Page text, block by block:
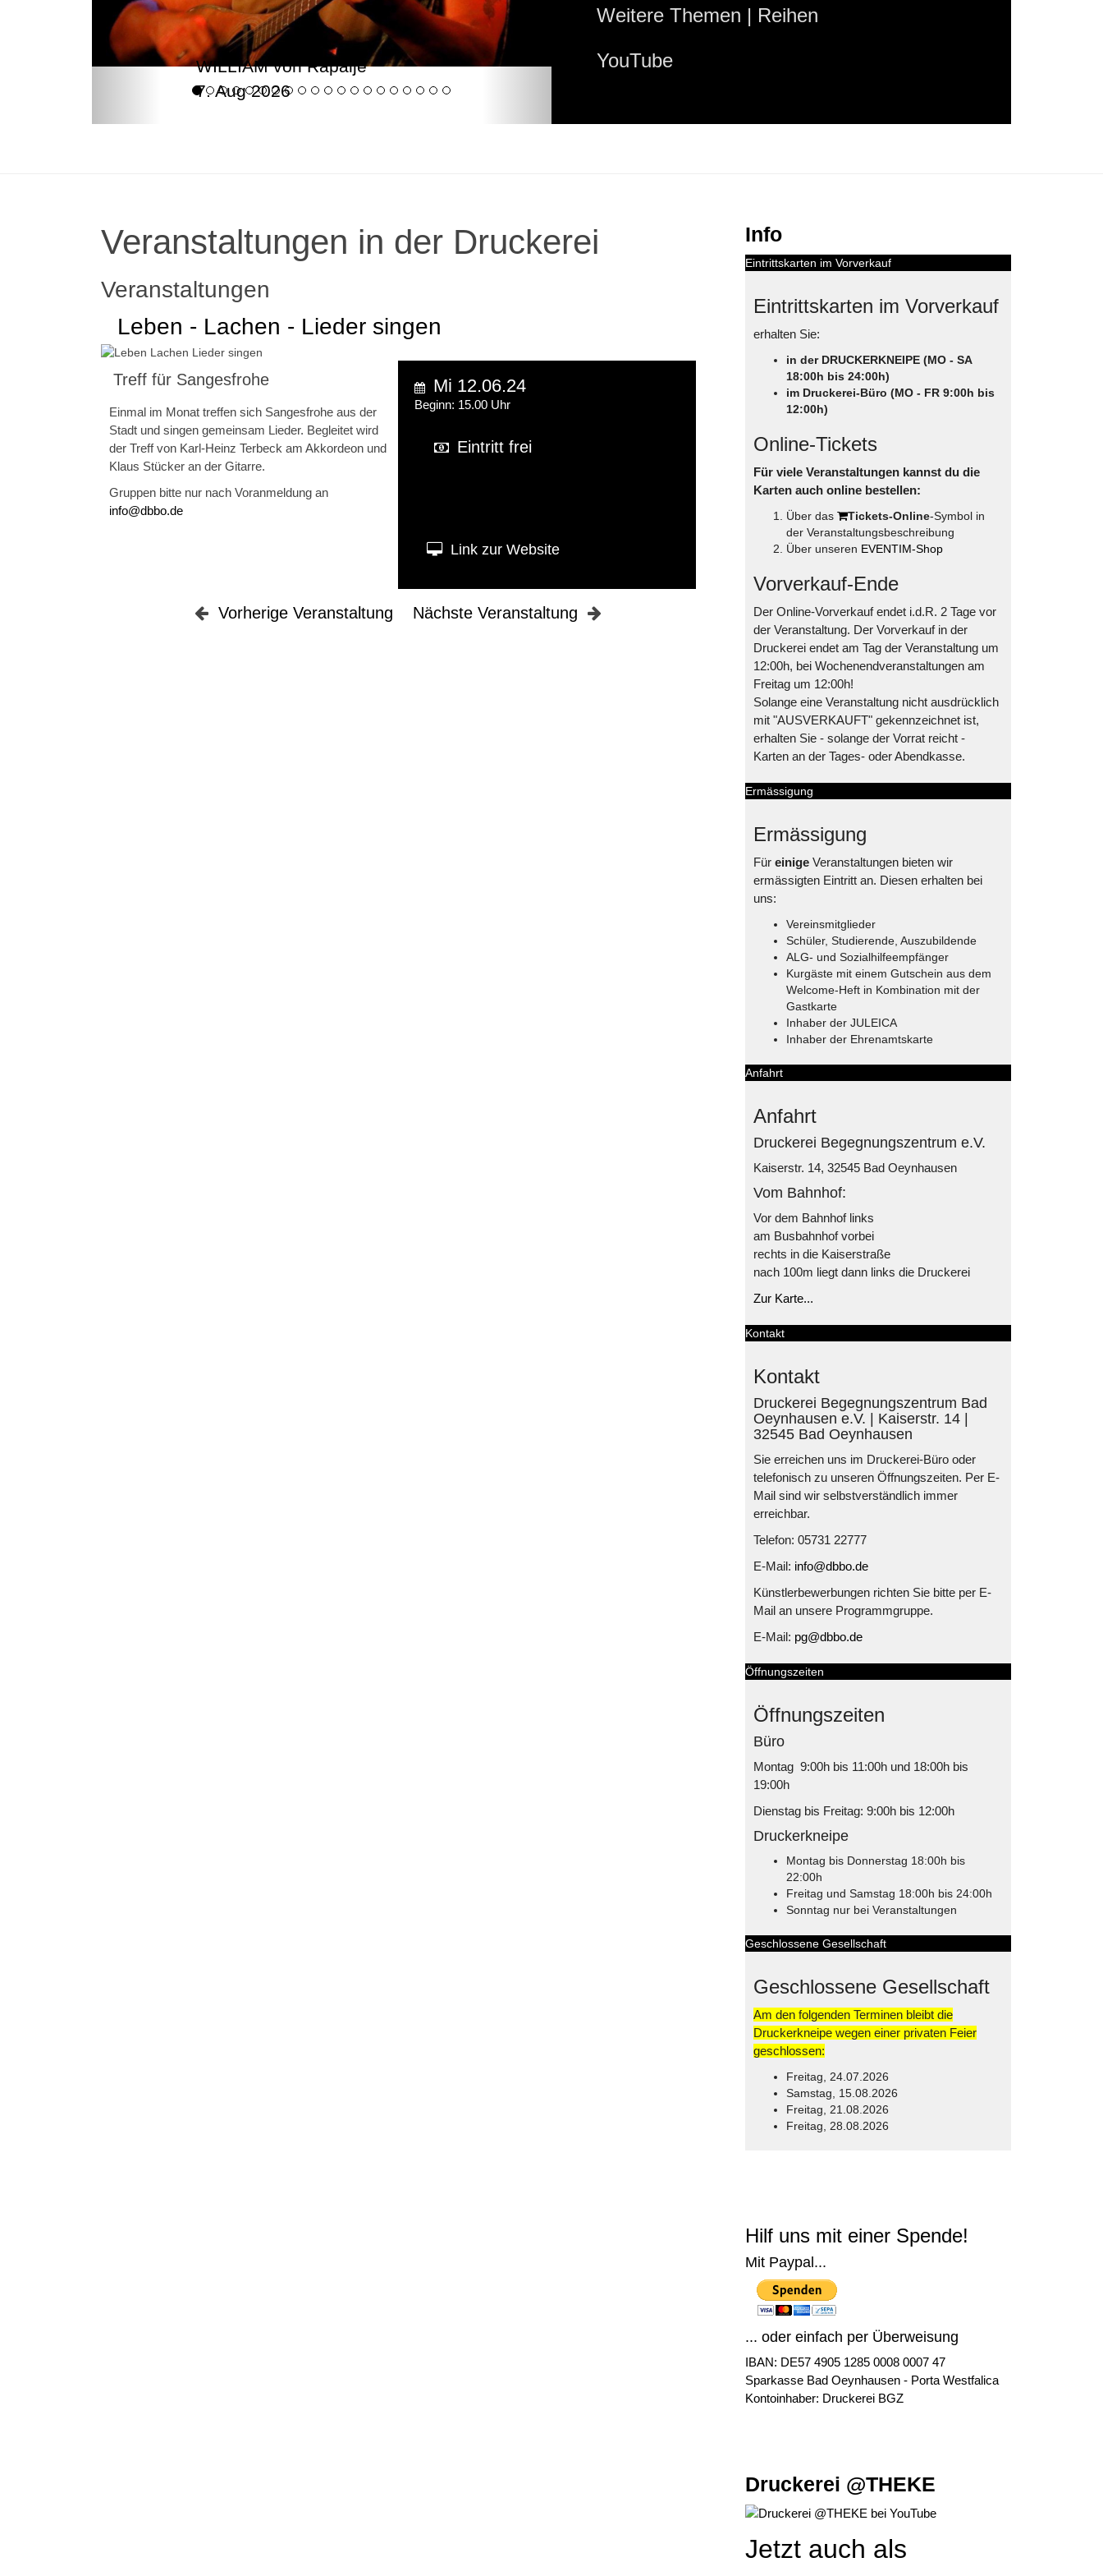
WILLIAM von Rapalje
7. Aug 2026
Weitere Themen | Reihen
YouTube
Veranstaltungen in der Druckerei
Veranstaltungen
Leben - Lachen - Lieder singen
Treff für Sangesfrohe
Einmal im Monat treffen sich Sangesfrohe aus der
Stadt und singen gemeinsam Lieder. Begleitet wird
der Treff von Karl-Heinz Terbeck am Akkordeon und
Klaus Stücker an der Gitarre.
Gruppen bitte nur nach Voranmeldung an
info@dbbo.de
Mi 12.06.24
Beginn: 15.00 Uhr
Eintritt frei
Link zur Website
Vorherige Veranstaltung Nächste Veranstaltung
Info
Eintrittskarten im Vorverkauf
Eintrittskarten im Vorverkauf
erhalten Sie:
in der DRUCKERKNEIPE (MO - SA
18:00h bis 24:00h)
im Druckerei-Büro (MO - FR 9:00h bis
12:00h)
Online-Tickets
Für viele Veranstaltungen kannst du die
Karten auch online bestellen:
Über das Tickets-Online-Symbol in
der Veranstaltungsbeschreibung
Über unseren EVENTIM-Shop
Vorverkauf-Ende
Der Online-Vorverkauf endet i.d.R. 2 Tage vor
der Veranstaltung. Der Vorverkauf in der
Druckerei endet am Tag der Veranstaltung um
12:00h, bei Wochenendveranstaltungen am
Freitag um 12:00h!
Solange eine Veranstaltung nicht ausdrücklich
mit "AUSVERKAUFT" gekennzeichnet ist,
erhalten Sie - solange der Vorrat reicht -
Karten an der Tages- oder Abendkasse.
Ermässigung
Ermässigung
Für einigeVeranstaltungen bieten wir
ermässigten Eintritt an. Diesen erhalten bei
uns:
Vereinsmitglieder
Schüler, Studierende, Auszubildende
ALG- und Sozialhilfeempfänger
Kurgäste mit einem Gutschein aus dem
Welcome-Heft in Kombination mit der
Gastkarte
Inhaber der JULEICA
Inhaber der Ehrenamtskarte
Anfahrt
Anfahrt
Druckerei Begegnungszentrum e.V.
Kaiserstr. 14, 32545 Bad Oeynhausen
Vom Bahnhof:
Vor dem Bahnhof links
am Busbahnhof vorbei
rechts in die Kaiserstraße
nach 100m liegt dann links die Druckerei
Zur Karte...
Kontakt
Kontakt
Druckerei Begegnungszentrum Bad
Oeynhausen e.V. | Kaiserstr. 14 |
32545 Bad Oeynhausen
Sie erreichen uns im Druckerei-Büro oder
telefonisch zu unseren Öffnungszeiten. Per E-
Mail sind wir selbstverständlich immer
erreichbar.
Telefon: 05731 22777
E-Mail: info@dbbo.de
Künstlerbewerbungen richten Sie bitte per E-
Mail an unsere Programmgruppe.
E-Mail: pg@dbbo.de
Öffnungszeiten
Öffnungszeiten
Büro
Montag 9:00h bis 11:00h und 18:00h bis
19:00h
Dienstag bis Freitag: 9:00h bis 12:00h
Druckerkneipe
Montag bis Donnerstag 18:00h bis
22:00h
Freitag und Samstag 18:00h bis 24:00h
Sonntag nur bei Veranstaltungen
Geschlossene Gesellschaft
Geschlossene Gesellschaft
Am den folgenden Terminen bleibt die
Druckerkneipe wegen einer privaten Feier
geschlossen:
Freitag, 24.07.2026
Samstag, 15.08.2026
Freitag, 21.08.2026
Freitag, 28.08.2026
Hilf uns mit einer Spende!
Mit Paypal...
... oder einfach per Überweisung
IBAN: DE57 4905 1285 0008 0007 47
Sparkasse Bad Oeynhausen - Porta Westfalica
Kontoinhaber: Druckerei BGZ
Druckerei @THEKE
Jetzt auch als